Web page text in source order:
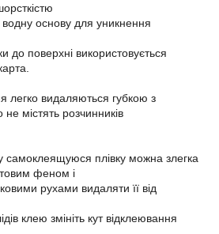
водну основу для уникнення
до поверхні використовується
легко видаляються губкою з
містять розчинників
самоклеящуюся плівку можна злегка
феном і
рухами видаляти її від
клею змініть кут відклеювання